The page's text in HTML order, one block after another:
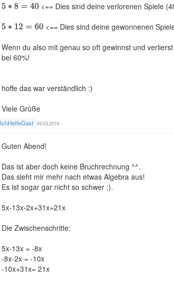
<== Dies sind deine verlorenen Spiele
<== Dies sind deine gewonnenen
Wenn du also mit genau so oft gewinnst und
bei 60%!
hoffe das war verständlich :)
Viele Grüße
IchHelfeGast 09.03.2016
Guten Abend!
Das ist aber doch keine Bruchrechnung ^^.
Das sieht mir mehr nach etwas Algebra aus!
Es ist sogar gar nicht so schwer ;).
5x-13x-2x+31x=21x
Die Zwischenschritte:
5x-13x = -8x
-8x-2x = -10x
-10x+31x= 21x